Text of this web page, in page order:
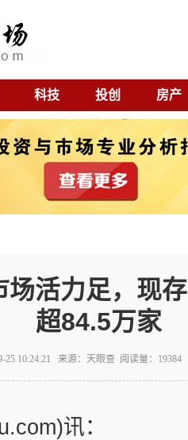
科技 投创 房产
场活力足，现
超84.5万家
25 10:24:21 来源：天眼查 阅读量：
讯：